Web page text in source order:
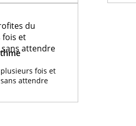
fois et
attendre